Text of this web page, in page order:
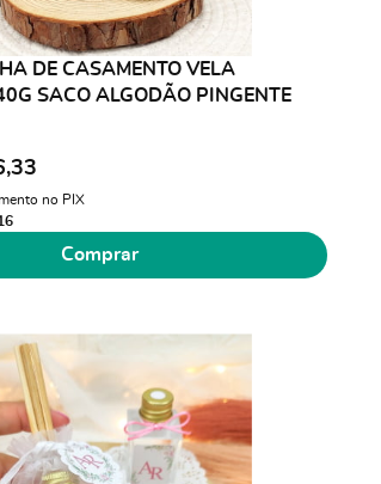
DE CASAMENTO VELA
SACO ALGODÃO PINGENTE
no PIX
Comprar